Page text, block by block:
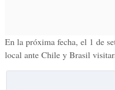
En la próxima fecha, el 1 de
local ante Chile y Brasil